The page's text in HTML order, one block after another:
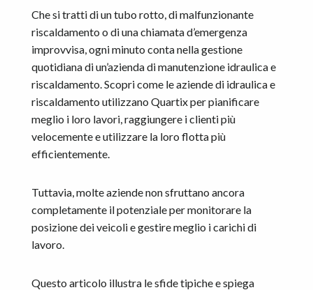
Che si tratti di un tubo rotto, di malfunzionante
riscaldamento o di una chiamata d’emergenza
improvvisa, ogni minuto conta nella gestione
quotidiana di un’azienda di manutenzione idraulica e
riscaldamento. Scopri come le aziende di idraulica e
riscaldamento utilizzano Quartix per pianificare
meglio i loro lavori, raggiungere i clienti più
velocemente e utilizzare la loro flotta più
efficientemente.
Tuttavia, molte aziende non sfruttano ancora
completamente il potenziale per monitorare la
posizione dei veicoli e gestire meglio i carichi di
lavoro.
Questo articolo illustra le sfide tipiche e spiega